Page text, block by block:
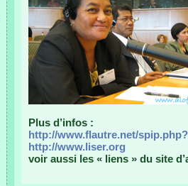
Plus d’infos :
http://www.flautre.net/
http://www.liser.org
voir aussi les « liens » du site